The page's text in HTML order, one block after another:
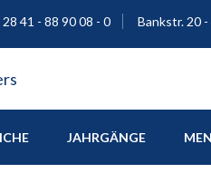
28 41 - 88 90 08 - 0 Bankstr. 20
JAHRGÄNGE